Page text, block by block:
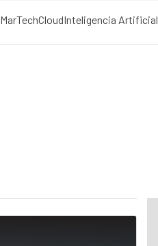
MarTechCloudInteligencia Artificial